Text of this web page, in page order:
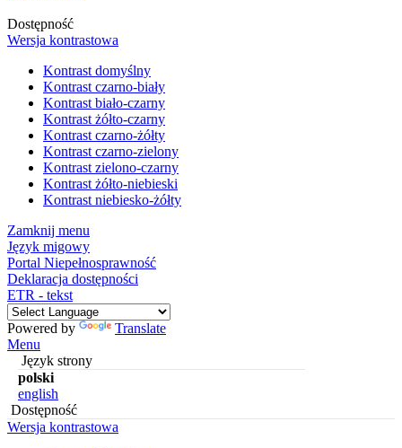
Dostępność
Wersja kontrastowa
Kontrast domyślny
Kontrast czarno-biały
Kontrast biało-czarny
Kontrast żółto-czarny
Kontrast czarno-żółty
Kontrast czarno-zielony
Kontrast zielono-czarny
Kontrast żółto-niebieski
Kontrast niebiesko-żółty
Zamknij menu
Język migowy
Portal Niepełnosprawność
Deklaracja dostępności
ETR - tekst
Powered by
Translate
Menu
Język strony
polski
english
Dostępność
Wersja kontrastowa